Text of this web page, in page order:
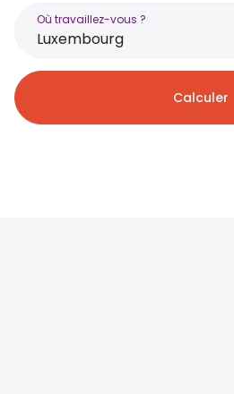
Où travaillez-vous ?
Luxembourg
Calculer